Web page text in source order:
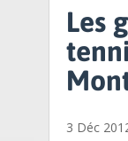
Les
3 Déc